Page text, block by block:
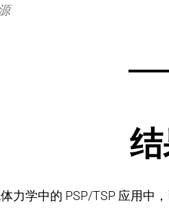
力学中的 PSP/TSP 应用中